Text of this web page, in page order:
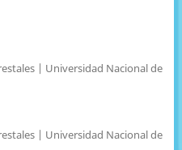
| Universidad Nacional de
| Universidad Nacional de